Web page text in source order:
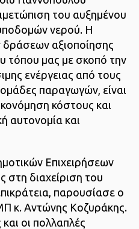
του αυξημένου
νερού. Η
αξιοποίησης
τόπου μας με σκοπό την
ενέργειας από τους
παραγωγών, είναι
κόστους και
αυτονομία και
Επιχειρήσεων
διαχείριση του
παρουσίασε ο
κ. Αντώνης Κοζυράκης.
οι πολλαπλές